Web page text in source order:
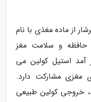
از ماده مغذی با نام
حافظه و سلامت مغز
استیل کولین می
مغزی مشارکت دارد.
خروجی کولین طبیعی